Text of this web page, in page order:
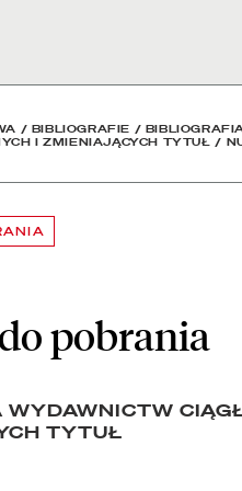
/ BIBLIOGRAFIE /
I ZMIENIAJĄCYCH TYTUŁ /
pobrania
TYTUŁ